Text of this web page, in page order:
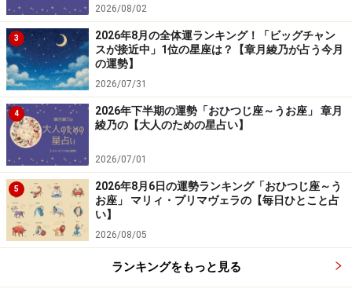
2026/08/02
3
2026年8月の全体運ランキング！「ビッグチャン
スが接近中」1位の星座は？【章月綾乃が占う今月
の運勢】
2026/07/31
4
2026年下半期の運勢「おひつじ座～うお座」 章月
綾乃の【大人のための星占い】
2026/07/01
5
2026年8月6日の運勢ランキング「おひつじ座～う
お座」 マリィ・プリマヴェラの【毎日ひとこと占
い】
2026/08/05
ランキングをもっと見る